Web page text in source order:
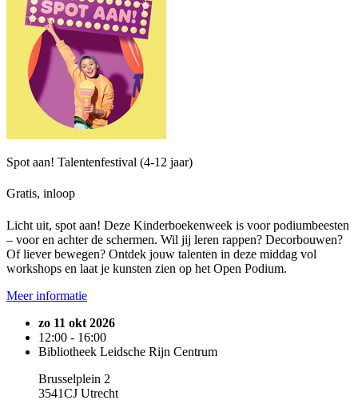
Spot aan! Talentenfestival (4-12 jaar)
Gratis, inloop
Licht uit, spot aan! Deze Kinderboekenweek is voor podiumbeesten
– voor en achter de schermen. Wil jij leren rappen? Decorbouwen?
Of liever bewegen? Ontdek jouw talenten in deze middag vol
workshops en laat je kunsten zien op het Open Podium.
Meer informatie
zo 11 okt 2026
12:00 - 16:00
Bibliotheek Leidsche Rijn Centrum
Brusselplein 2
3541CJ Utrecht